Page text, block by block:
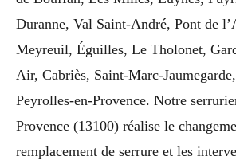
Duranne, Val Saint-André, Pont de
Meyreuil, Éguilles, Le Tholonet,
Air, Cabriès, Saint-Marc-
Peyrolles-en-Provence. Notre
Provence (13100) réalise le
remplacement de serrure et les